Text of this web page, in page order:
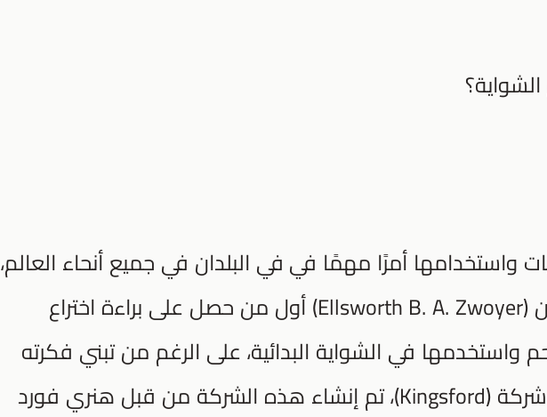
واستخدامها أمرًا مهمًا في في البلدان في جميع أنحاء العالم،
في عام 1897م، كان (Ellsworth B. A. Zwoyer) أول من حصل على براءة اختراع
واستخدمها في الشواية البدائية، على الرغم من تبني فكرته
إلى حد ما من قبل شركة (Kingsford)، تم إنشاء هذه الشركة من قبل هنري فورد